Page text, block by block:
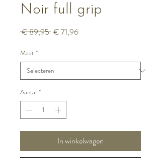
Noir full grip
€ 89,95 Normale
€ 71,96Verkoopprijs
Maat *
Aantal *
In winkelwagen